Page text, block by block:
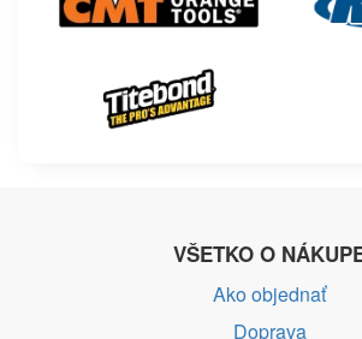
VŠETKO O
Ako objednať
Doprava